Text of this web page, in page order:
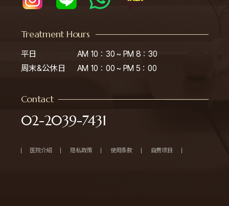
Treatment Hours
平日
周末&公休日
AM 10：30 ~ PM 8：30
AM 10：00 ~ PM 5：00
Contact
02-2039-7431
医院介绍 隐私政策 使用条款 自费项目